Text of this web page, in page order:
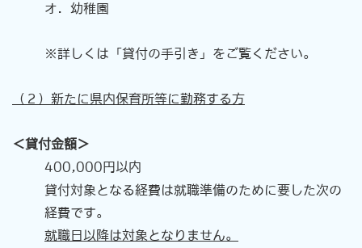
オ．幼稚園
※詳しくは「貸付の手引き」をご覧ください。
（２）新たに県内保育所等に勤務する方
＜貸付金額＞
400,000円以内
貸付対象となる経費は就職準備のために要した次の
経費です。
就職日以降は対象となりません。